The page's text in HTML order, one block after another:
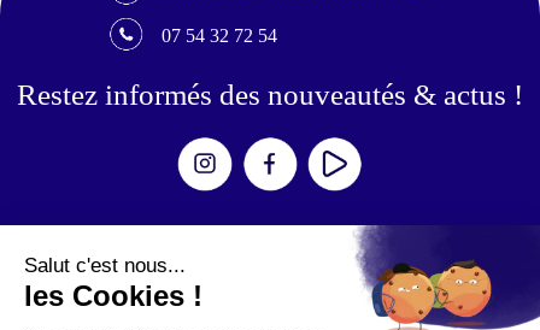
07 54 32 72 54
Restez informés des nouveautés & actus !